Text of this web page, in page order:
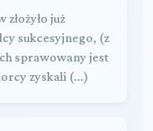
złożyło już
sukcesyjnego, (z
sprawowany jest
zyskali (...)